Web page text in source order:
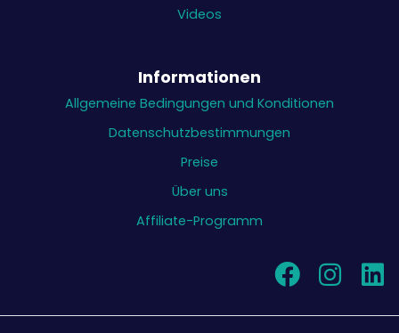
Videos
Informationen
Allgemeine Bedingungen und Konditionen
Datenschutzbestimmungen
Preise
Über uns
Affiliate-Programm